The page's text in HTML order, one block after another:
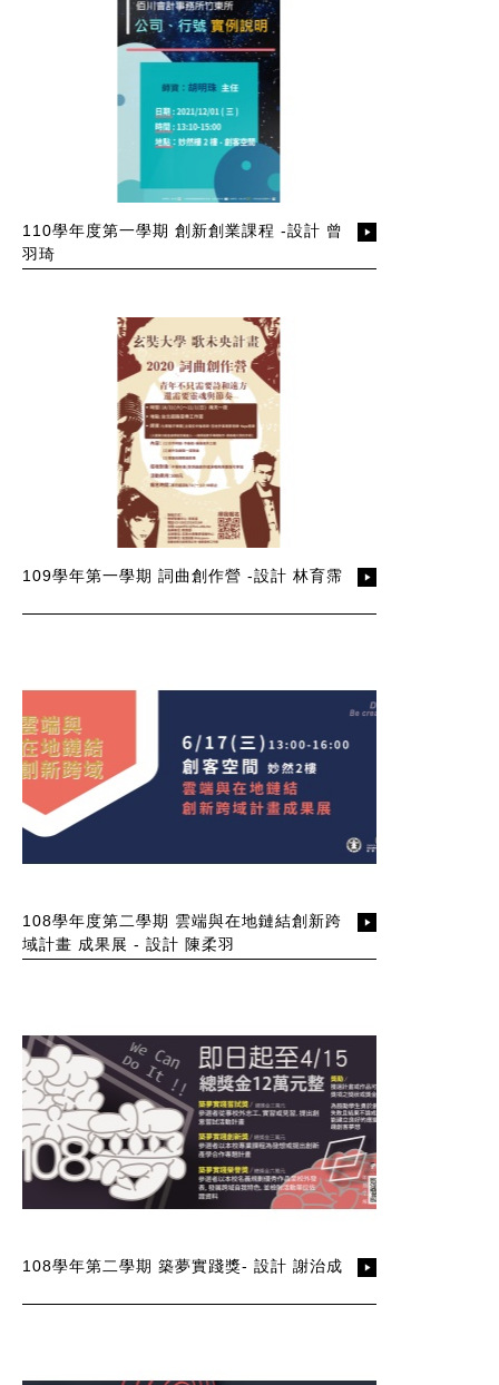
110學年度第一學期 創新創業課程 -設計 曾
羽琦
109學年第一學期 詞曲創作營 -設計 林育霈
108學年度第二學期 雲端與在地鏈結創新跨
域計畫 成果展 - 設計 陳柔羽
108學年第二學期 築夢實踐獎- 設計 謝治成